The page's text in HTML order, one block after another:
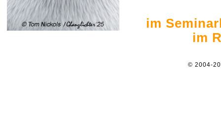
im
im
© 2004-